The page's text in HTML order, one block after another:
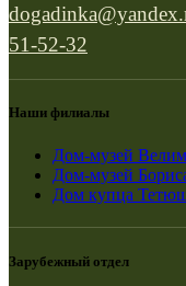
51-52-32
Наши филиалы
Дом-музей
Дом-музей
Дом купца
Зарубежный отдел